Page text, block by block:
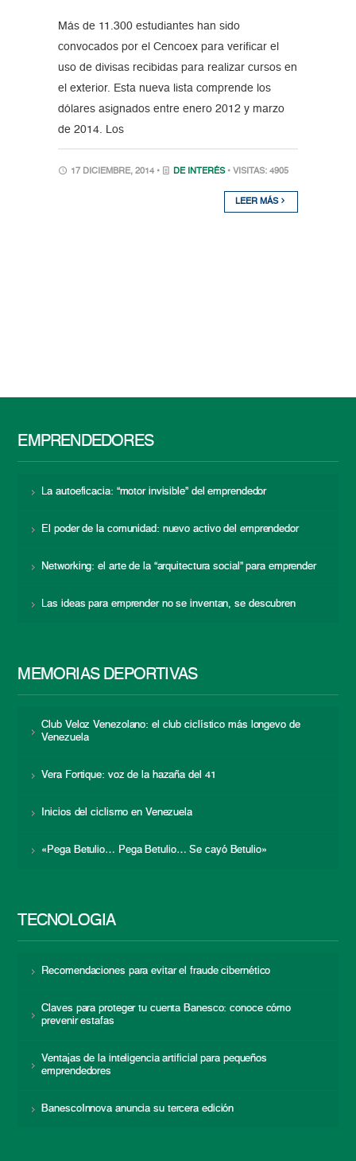
Más de 11.300 estudiantes han sido
convocados por el Cencoex para verificar el
uso de divisas recibidas para realizar cursos en
el exterior. Esta nueva lista comprende los
dólares asignados entre enero 2012 y marzo
de 2014. Los
17 DICIEMBRE, 2014 • DE INTERÉS • VISITAS: 4905
LEER MÁS
EMPRENDEDORES
La autoeficacia: “motor invisible” del emprendedor
El poder de la comunidad: nuevo activo del emprendedor
Networking: el arte de la “arquitectura social” para emprender
Las ideas para emprender no se inventan, se descubren
MEMORIAS DEPORTIVAS
Club Veloz Venezolano: el club ciclístico más longevo de
Venezuela
Vera Fortique: voz de la hazaña del 41
Inicios del ciclismo en Venezuela
«Pega Betulio… Pega Betulio… Se cayó Betulio»
TECNOLOGÍA
Recomendaciones para evitar el fraude cibernético
Claves para proteger tu cuenta Banesco: conoce cómo
prevenir estafas
Ventajas de la inteligencia artificial para pequeños
emprendedores
BanescoInnova anuncia su tercera edición